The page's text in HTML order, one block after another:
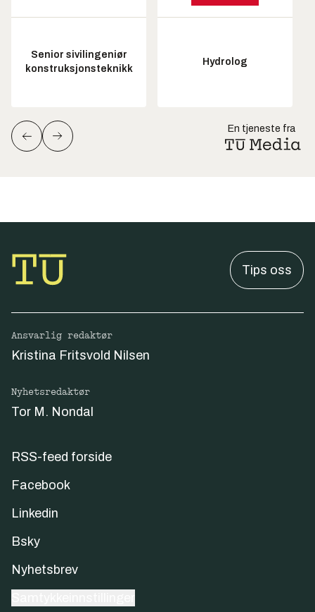
Senior sivilingeniør
konstruksjonsteknikk
Hydrolog
En tjeneste fra
Tips oss
Ansvarlig redaktør
Kristina Fritsvold Nilsen
Nyhetsredaktør
Tor M. Nondal
RSS-feed forside
Facebook
Linkedin
Bsky
Nyhetsbrev